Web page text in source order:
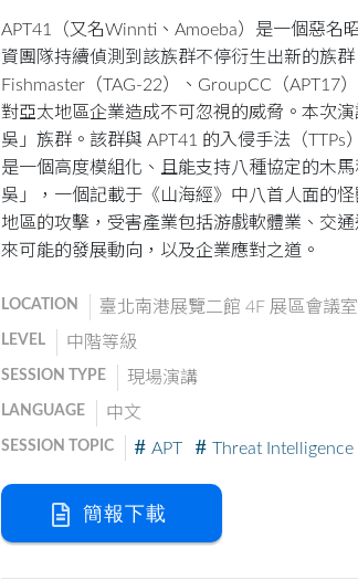
APT41（又名Winnti、Amoeba）是一個惡名
資團隊持續偵測到該族群不停衍生出新的族
Fishmaster（TAG-22）、GroupCC（APT17
對亞太地區企業造成不可忽視的威脅。本次
吳」族群。該群與 APT41 的入侵手法（TTPs
是一個高度模組化、且能支持八種協定的木
吳」，一個記載于《山海經》中八首人面的
地區的攻擊，受害產業包括游戲軟體業、交
來可能的發展動向，以及企業應對之道。
LOCATION 臺北南港展覽二館 4F 展區會議
LEVEL 中階等級
SESSION TYPE 現場演講
LANGUAGE 中文
SESSION TOPIC APT Threat Intelligence
簡報下載